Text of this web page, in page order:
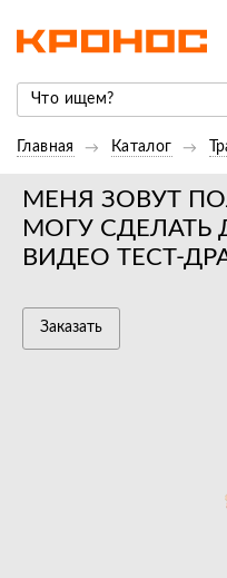
Главная Каталог
МЕНЯ ЗОВУТ
МОГУ СДЕЛАТЬ
ВИДЕО ТЕСТ-
Заказать